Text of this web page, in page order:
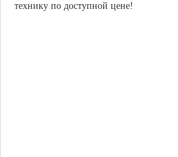
технику по доступной цене!